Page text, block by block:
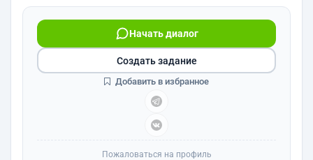
Начать диалог
Создать задание
Добавить в избранное
Пожаловаться на профиль